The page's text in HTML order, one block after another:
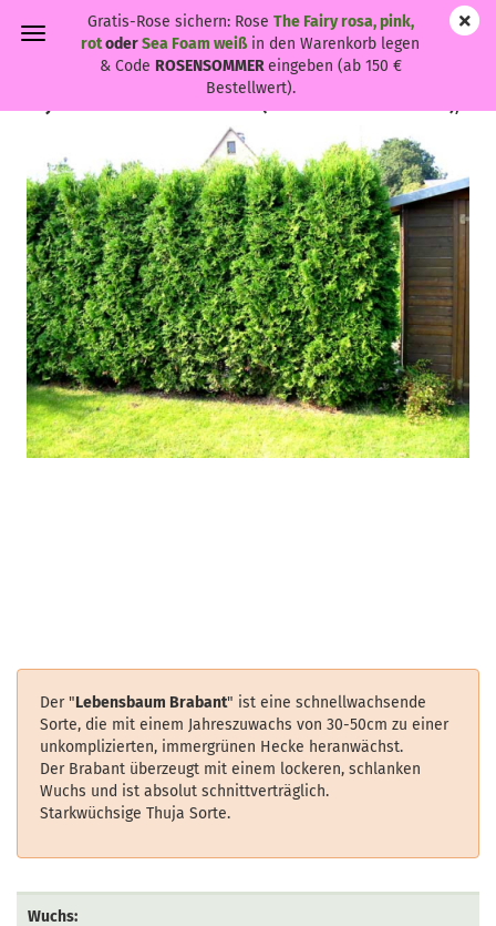
Gratis-Rose sichern: Rose The Fairy rosa, pink,
rotoderSea Foam weißin den Warenkorb legen
& Code ROSENSOMMEReingeben (ab 150 €
Bestellwert).
Der "Lebensbaum Brabant" ist eine schnellwachsende
Sorte, die mit einem Jahreszuwachs von 30-50cm zu einer
unkomplizierten, immergrünen Hecke heranwächst.
Der Brabant überzeugt mit einem lockeren, schlanken
Wuchs und ist absolut schnittverträglich.
Starkwüchsige Thuja Sorte.
Wuchs: